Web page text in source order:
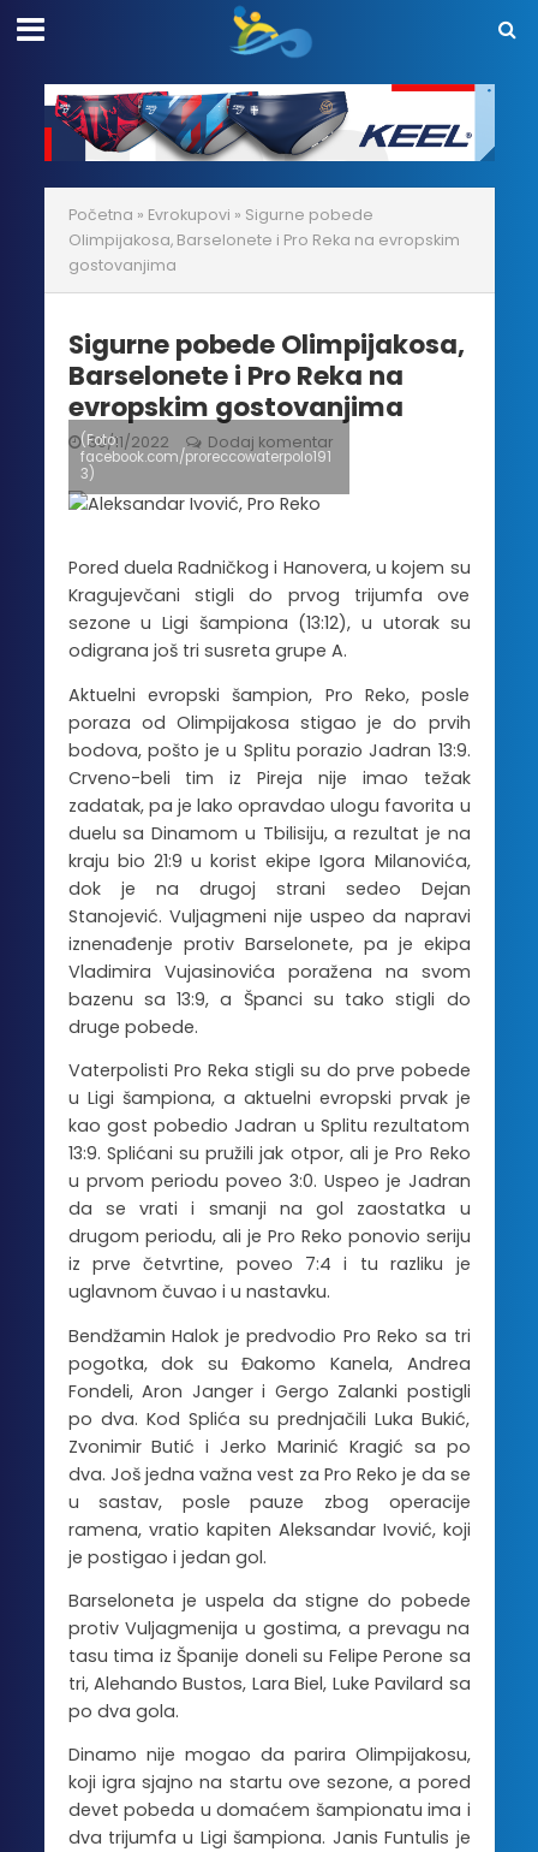
Početna » Evrokupovi » Sigurne pobede
Olimpijakosa, Barselonete i Pro Reka na evropskim
gostovanjima
Sigurne pobede Olimpijakosa,
Barselonete i Pro Reka na
evropskim gostovanjima
30/11/2022 Dodaj komentar
(Foto:
facebook.com/proreccowaterpolo191
3)
Pored duela Radničkog i Hanovera, u kojem su
Kragujevčani stigli do prvog trijumfa ove
sezone u Ligi šampiona (13:12), u utorak su
odigrana još tri susreta grupe A.
Aktuelni evropski šampion, Pro Reko, posle
poraza od Olimpijakosa stigao je do prvih
bodova, pošto je u Splitu porazio Jadran 13:9.
Crveno-beli tim iz Pireja nije imao težak
zadatak, pa je lako opravdao ulogu favorita u
duelu sa Dinamom u Tbilisiju, a rezultat je na
kraju bio 21:9 u korist ekipe Igora Milanovića,
dok je na drugoj strani sedeo Dejan
Stanojević. Vuljagmeni nije uspeo da napravi
iznenađenje protiv Barselonete, pa je ekipa
Vladimira Vujasinovića poražena na svom
bazenu sa 13:9, a Španci su tako stigli do
druge pobede.
Vaterpolisti Pro Reka stigli su do prve pobede
u Ligi šampiona, a aktuelni evropski prvak je
kao gost pobedio Jadran u Splitu rezultatom
13:9. Splićani su pružili jak otpor, ali je Pro Reko
u prvom periodu poveo 3:0. Uspeo je Jadran
da se vrati i smanji na gol zaostatka u
drugom periodu, ali je Pro Reko ponovio seriju
iz prve četvrtine, poveo 7:4 i tu razliku je
uglavnom čuvao i u nastavku.
Bendžamin Halok je predvodio Pro Reko sa tri
pogotka, dok su Đakomo Kanela, Andrea
Fondeli, Aron Janger i Gergo Zalanki postigli
po dva. Kod Splića su prednjačili Luka Bukić,
Zvonimir Butić i Jerko Marinić Kragić sa po
dva. Još jedna važna vest za Pro Reko je da se
u sastav, posle pauze zbog operacije
ramena, vratio kapiten Aleksandar Ivović, koji
je postigao i jedan gol.
Barseloneta je uspela da stigne do pobede
protiv Vuljagmenija u gostima, a prevagu na
tasu tima iz Španije doneli su Felipe Perone sa
tri, Alehando Bustos, Lara Biel, Luke Pavilard sa
po dva gola.
Dinamo nije mogao da parira Olimpijakosu,
koji igra sjajno na startu ove sezone, a pored
devet pobeda u domaćem šampionatu ima i
dva trijumfa u Ligi šampiona. Janis Funtulis je